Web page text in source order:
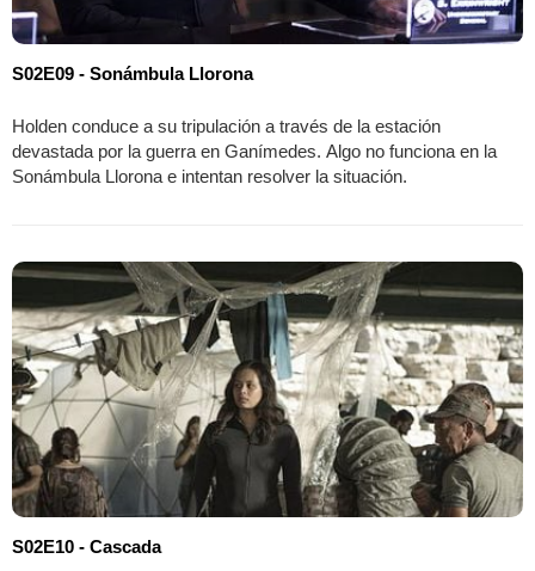
S02E09 - Sonámbula Llorona
Holden conduce a su tripulación a través de la estación
devastada por la guerra en Ganímedes. Algo no funciona en la
Sonámbula Llorona e intentan resolver la situación.
S02E10 - Cascada